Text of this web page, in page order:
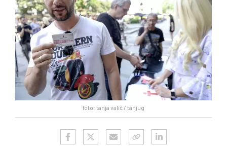
foto: tanja valič / tanjug